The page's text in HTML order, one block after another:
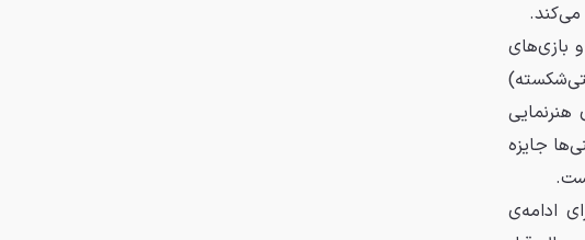
بازی‌های
جایزه
ادامه‌ی